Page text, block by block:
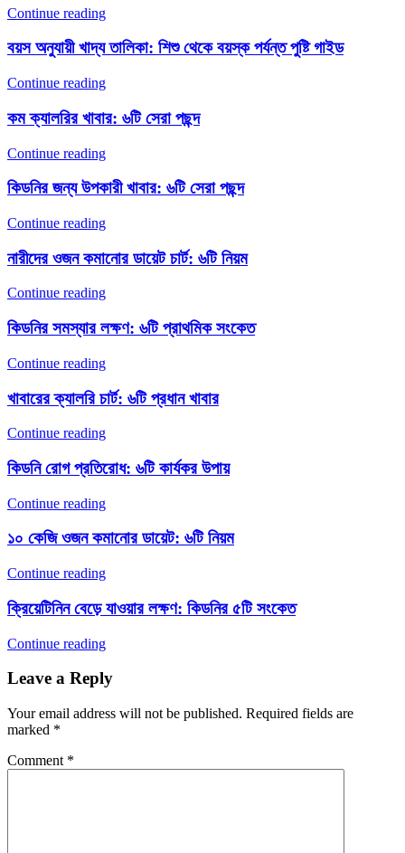
Continue reading
বয়স অনুযায়ী খাদ্য তালিকা: শিশু থেকে বয়স্ক পর্যন্ত পুষ্টি গাইড
Continue reading
কম ক্যালরির খাবার: ৬টি সেরা পছন্দ
Continue reading
কিডনির জন্য উপকারী খাবার: ৬টি সেরা পছন্দ
Continue reading
নারীদের ওজন কমানোর ডায়েট চার্ট: ৬টি নিয়ম
Continue reading
কিডনির সমস্যার লক্ষণ: ৬টি প্রাথমিক সংকেত
Continue reading
খাবারের ক্যালরি চার্ট: ৬টি প্রধান খাবার
Continue reading
কিডনি রোগ প্রতিরোধ: ৬টি কার্যকর উপায়
Continue reading
১০ কেজি ওজন কমানোর ডায়েট: ৬টি নিয়ম
Continue reading
ক্রিয়েটিনিন বেড়ে যাওয়ার লক্ষণ: কিডনির ৫টি সংকেত
Continue reading
Leave a Reply
Your email address will not be published. Required fields are
marked *
Comment *